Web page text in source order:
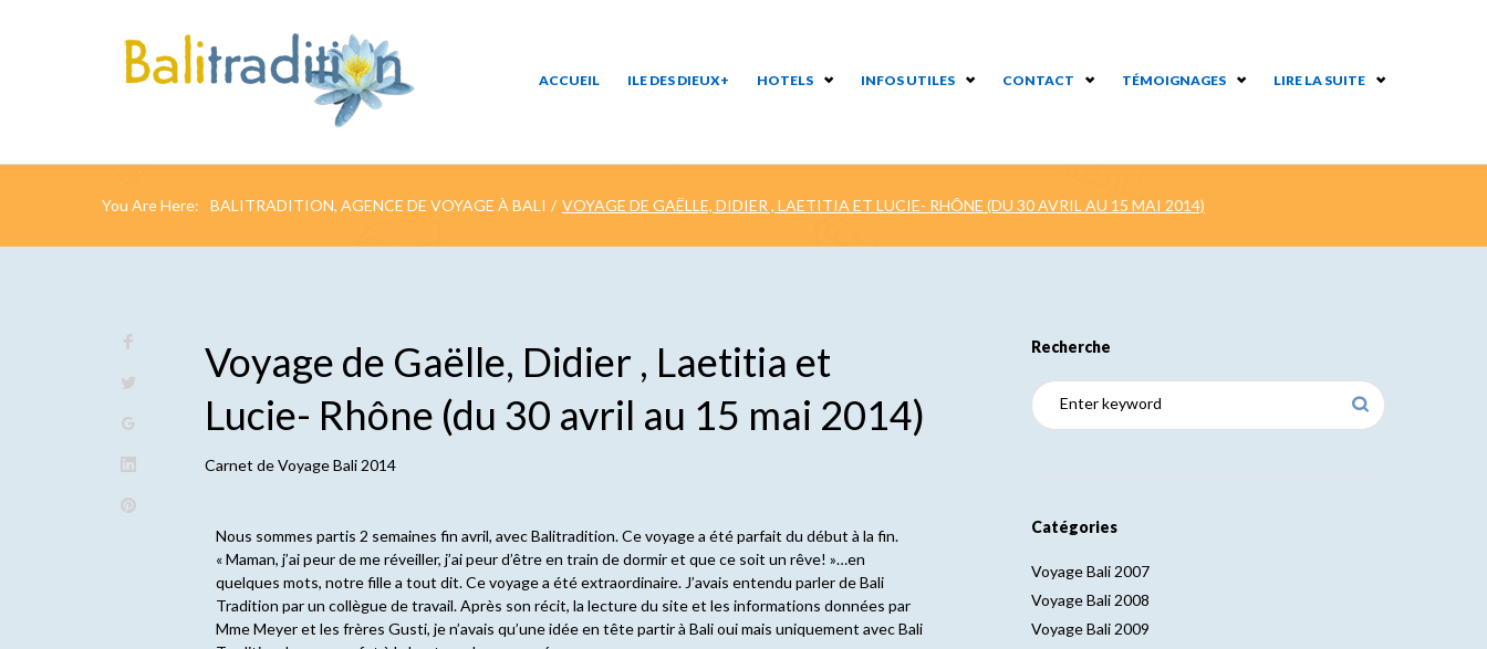
ACCUEIL ILE DES DIEUX+ HOTELS INFOS UTILES CONTACT TÉMOIGNAGES LIRE LA SUITE
You Are Here: BALITRADITION, AGENCE DE VOYAGE À BALI / VOYAGE DE GAËLLE, DIDIER , LAETITIA ET LUCIE- RHÔNE (DU 30 AVRIL AU 15 MAI 2014)
Voyage de Gaëlle, Didier , Laetitia et
Lucie- Rhône (du 30 avril au 15 mai 2014)
Carnet deVoyage Bali 2014
Nous sommes partis 2 semaines fin avril, avec Balitradition. Ce voyage a été parfait du début à la fin.
« Maman, j’ai peur de me réveiller, j’ai peur d’être en train de dormir et que ce soit un rêve! »…en
quelques mots, notre fille a tout dit. Ce voyage a été extraordinaire. J’avais entendu parler de Bali
Tradition par un collègue de travail. Après son récit, la lecture du site et les informations données par
Mme Meyer et les frères Gusti, je n’avais qu’une idée en tête partir à Bali oui mais uniquement avec Bali
Recherche
Catégories
Voyage Bali 2007
Voyage Bali 2008
Voyage Bali 2009